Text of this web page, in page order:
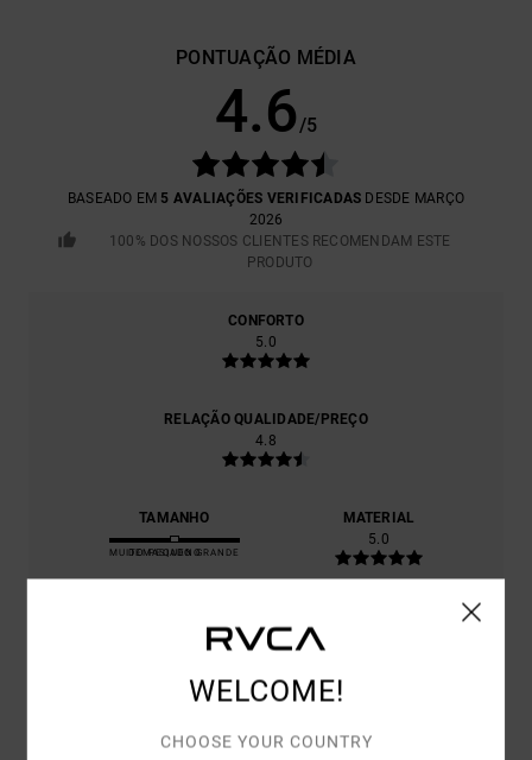
PONTUAÇÃO MÉDIA
4.6/5
BASEADO EM 5 AVALIAÇÕES VERIFICADAS DESDE MARÇO
2026
100% DOS NOSSOS CLIENTES RECOMENDAM ESTE
PRODUTO
CONFORTO
5.0
RELAÇÃO QUALIDADE/PREÇO
4.8
TAMANHO
MUITO PEQUENO
DEMASIADO GRANDE
MATERIAL
5.0
5.0
WELCOME!
CHOOSE YOUR COUNTRY